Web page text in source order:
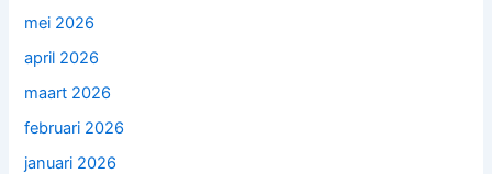
mei 2026
april 2026
maart 2026
februari 2026
januari 2026